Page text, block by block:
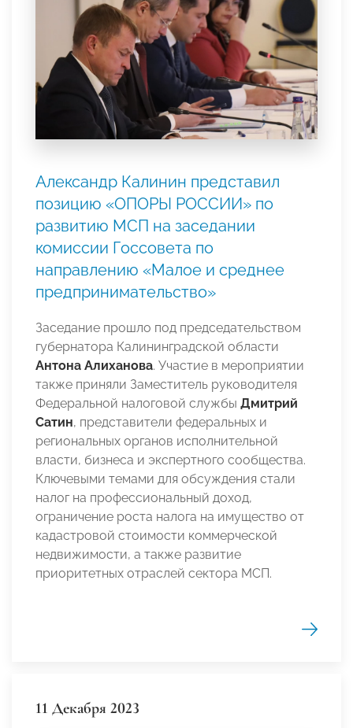
Александр Калинин представил
позицию «ОПОРЫ РОССИИ» по
развитию МСП на заседании
комиссии Госсовета по
направлению «Малое и среднее
предпринимательство»
Заседание прошло под председательством
губернатора Калининградской области
Антона Алиханова. Участие в мероприятии
также приняли Заместитель руководителя
Федеральной налоговой службы Дмитрий
Сатин, представители федеральных и
региональных органов исполнительной
власти, бизнеса и экспертного сообщества.
Ключевыми темами для обсуждения стали
налог на профессиональный доход,
ограничение роста налога на имущество от
кадастровой стоимости коммерческой
недвижимости, а также развитие
приоритетных отраслей сектора МСП.
11 Декабря 2023